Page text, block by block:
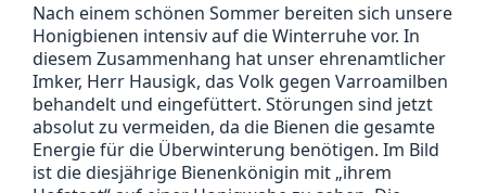
Nach einem schönen Sommer bereiten sich unsere
Honigbienen intensiv auf die Winterruhe vor. In
diesem Zusammenhang hat unser ehrenamtlicher
Imker, Herr Hausigk, das Volk gegen Varroamilben
behandelt und eingefüttert. Störungen sind jetzt
absolut zu vermeiden, da die Bienen die gesamte
Energie für die Überwinterung benötigen. Im Bild
ist die diesjährige Bienenkönigin mit „ihrem